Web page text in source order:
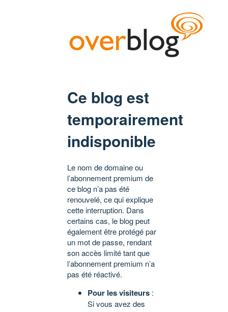
Ce blog est
temporairement
indisponible
Le nom de domaine ou
l’abonnement premium de
ce blog n’a pas été
renouvelé, ce qui explique
cette interruption. Dans
certains cas, le blog peut
également être protégé par
un mot de passe, rendant
son accès limité tant que
l’abonnement premium n’a
pas été réactivé.
Pour les visiteurs :
Si vous avez des